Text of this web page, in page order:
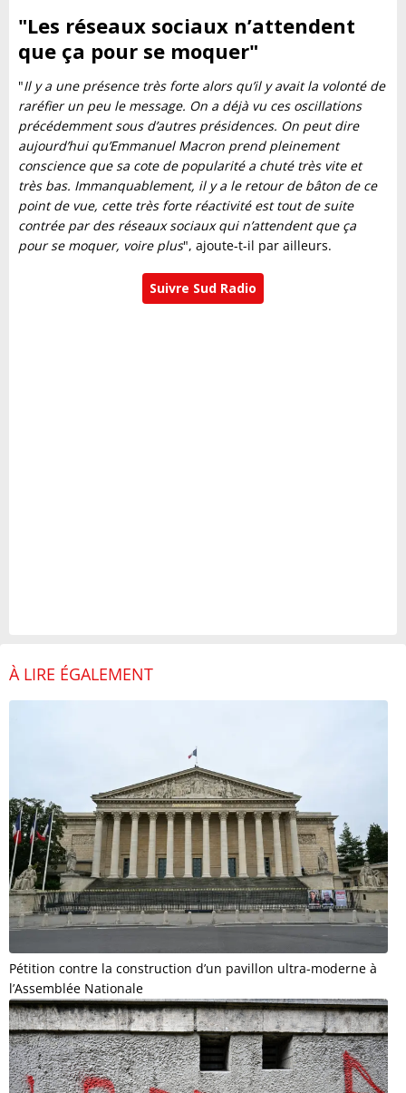
"Les réseaux sociaux n’attendent
que ça pour se moquer"
"Il y a une présence très forte alors qu’il y avait la volonté de
raréfier un peu le message. On a déjà vu ces oscillations
précédemment sous d’autres présidences. On peut dire
aujourd’hui qu’Emmanuel Macron prend pleinement
conscience que sa cote de popularité a chuté très vite et
très bas. Immanquablement, il y a le retour de bâton de ce
point de vue, cette très forte réactivité est tout de suite
contrée par des réseaux sociaux qui n’attendent que ça
pour se moquer, voire plus", ajoute-t-il par ailleurs.
Suivre Sud Radio
À LIRE ÉGALEMENT
Pétition contre la construction d’un pavillon ultra-moderne à
l’Assemblée Nationale